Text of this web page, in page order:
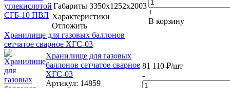
Габариты 3350х1252х2003
Характеристики
Отложить
+
В корзину
Хранилище для газовых баллонов
сетчатое сварное ХГС-03
Хранилище для газовых
баллонов сетчатое сварное
ХГС-03
Артикул: 14859
81 110 ₽/шт
-